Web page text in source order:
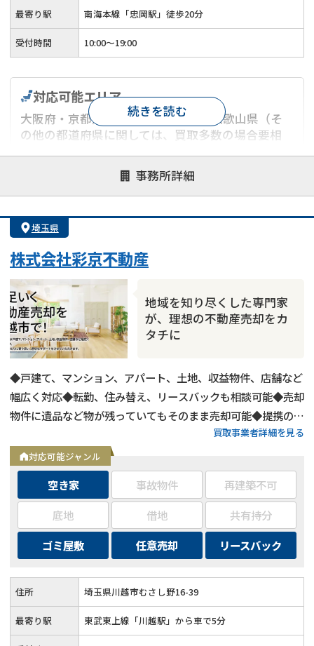
最寄り駅 南海本線「忠岡駅」徒歩20分
受付時間 10:00～19:00
事務所詳細
対応可能エリア
大阪府・京都府・兵庫県・奈良県・和歌山県（そ
の他の都道府県に関しては、買取多数の場合要相
業者案件歓迎
続きを読む
埼玉県
株式会社彩京不動産
地域を知り尽くした専門家
が、理想の不動産売却をカ
タチに
◆戸建て、マンション、アパート、土地、収益物件、店舗など
幅広く対応◆転勤、住み替え、リースバックも相談可能◆売却
物件に遺品など物が残っていてもそのまま売却可能◆提携の税
理士、司法書士がいるため、相続、離婚なども相談可能◆埼玉
県および東京都は高価買取
買取事業者詳細を見る
対応可能ジャンル
空き家 事故物件
再建築不可
底地
借地
共有持分
ゴミ屋敷
任意売却 リースバック
住所 埼玉県川越市むさし野16-39
最寄り駅 東武東上線「川越駅」から車で5分